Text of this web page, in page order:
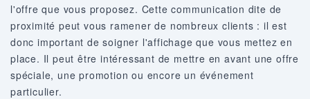
l'offre que vous proposez. Cette communication dite de
proximité peut vous ramener de nombreux clients : il est
donc important de soigner l'affichage que vous mettez en
place. Il peut être intéressant de mettre en avant une offre
spéciale, une promotion ou encore un événement
particulier.